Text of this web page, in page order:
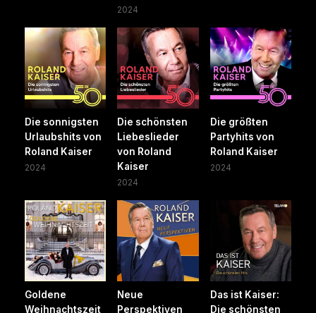
2024
Die sonnigsten
Urlaubshits von
Roland Kaiser
2024
Die schönsten
Liebeslieder
von Roland
Kaiser
2024
Die größten
Partyhits von
Roland Kaiser
2024
Goldene
Weihnachtszeit
Neue
Perspektiven
Das ist Kaiser:
Die schönsten